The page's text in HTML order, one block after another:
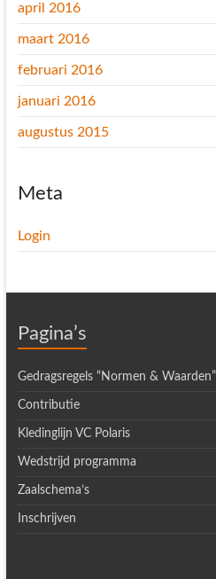
april 2016
maart 2016
februari 2016
januari 2016
augustus 2015
Meta
Login
Pagina’s
Gedragsregels “Normen & Waarden”
Contributie
Kledinglijn VC Polaris
Wedstrijd programma
Zaalschema’s
Inschrijven